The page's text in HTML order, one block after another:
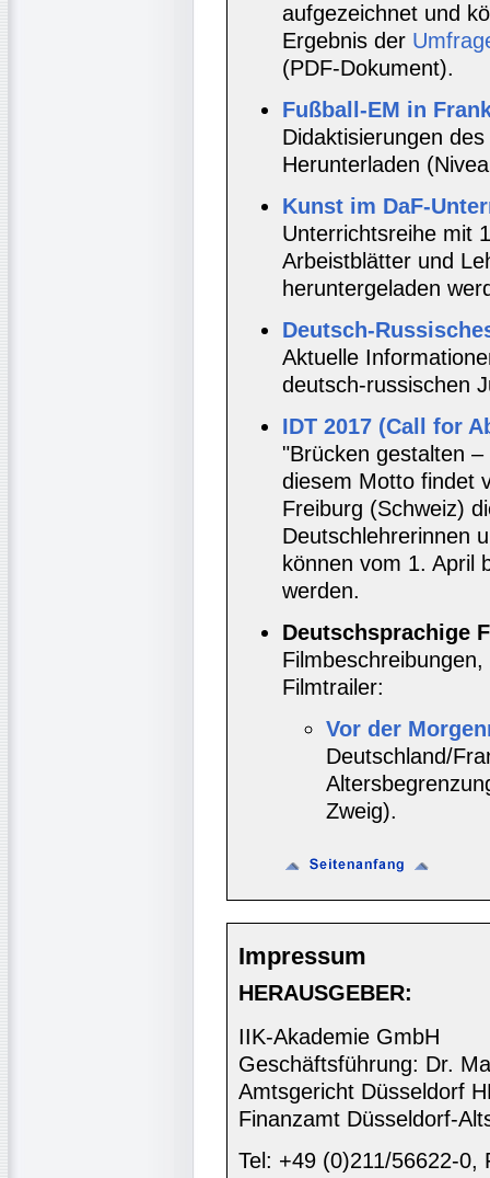
aufgezeichnet und
Ergebnis der
(PDF-Dokument).
Fußball-EM in
Didaktisierungen
Herunterladen
Kunst im DaF-
Unterrichtsreihe mit
Arbeistblätter und
heruntergeladen
Deutsch-
Aktuelle
deutsch-russischen
IDT 2017 (Call for
"Brücken gestalten
diesem Motto findet
Freiburg (Schweiz)
Deutschlehrerinnen
können vom 1. April
werden.
Deutschsprachige
Filmtrailer:
Vor der
Deutschland/
Zweig).
Impressum
HERAUSGEBER:
IIK-Akademie GmbH
Geschäftsführung: Dr.
Amtsgericht Düsseldorf
Finanzamt Düsseldorf-
Tel: +49 (0)211/56622-0,